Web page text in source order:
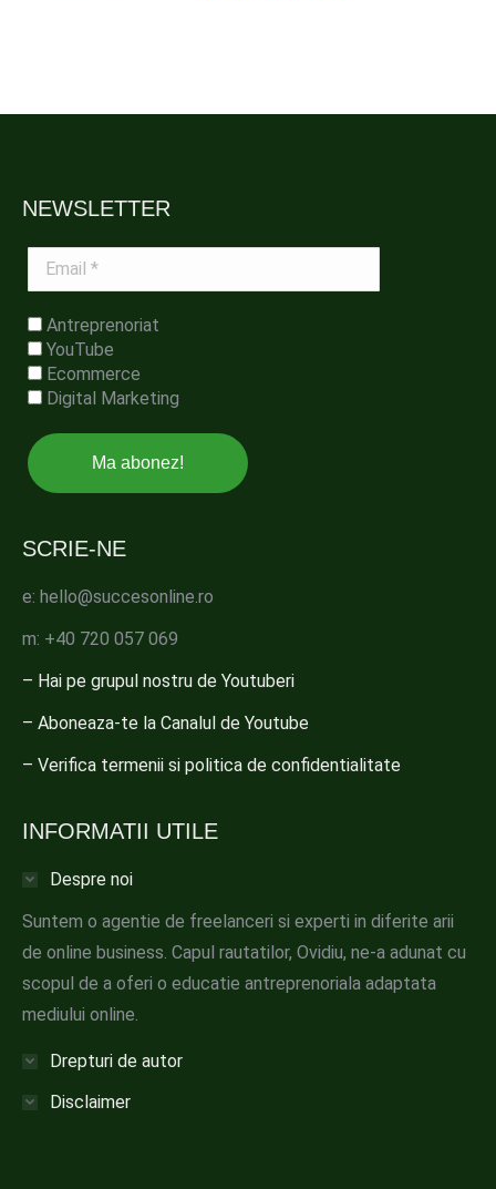
NEWSLETTER
Email
Antreprenoriat
YouTube
Ecommerce
Digital Marketing
SCRIE-NE
e: hello@succesonline.ro
m: +40 720 057 069
– Hai pe grupul nostru de Youtuberi
– Aboneaza-te la Canalul de Youtube
– Verifica termenii si politica de confidentialitate
INFORMATII UTILE
Despre noi
Suntem o agentie de freelanceri si experti in diferite arii
de online business. Capul rautatilor, Ovidiu, ne-a adunat cu
scopul de a oferi o educatie antreprenoriala adaptata
mediului online.
Drepturi de autor
Disclaimer